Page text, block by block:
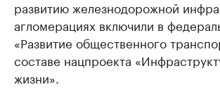
развитию железнодорожной
агломерациях включили в
«Развитие общественного
составе нацпроекта
жизни».